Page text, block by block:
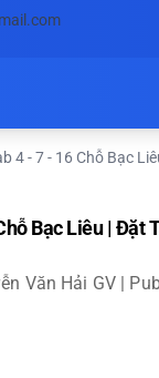
4 - 7 - 16 Chỗ Bạc
Bạc Liêu | Đặt
Văn Hải GV |